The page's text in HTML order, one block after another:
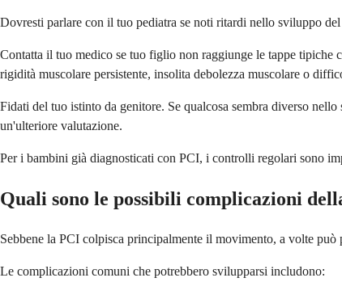
Dovresti parlare con il tuo pediatra se noti ritardi nello sviluppo
Contatta il tuo medico se tuo figlio non raggiunge le tappe tipiche
rigidità muscolare persistente, insolita debolezza muscolare o
Fidati del tuo istinto da genitore. Se qualcosa sembra diverso
un'ulteriore valutazione.
Per i bambini già diagnosticati con PCI, i controlli regolari sono
Quali sono le possibili complicazioni
Sebbene la PCI colpisca principalmente il movimento, a volte può
Le complicazioni comuni che potrebbero svilupparsi includono: